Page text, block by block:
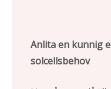
Anlita en kunnig
solcellsbehov